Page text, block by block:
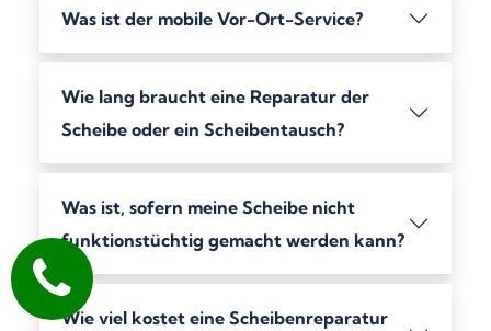
Was ist der mobile Vor-Ort-Service?
Wie lang braucht eine Reparatur der
Scheibe oder ein Scheibentausch?
Was ist, sofern meine Scheibe nicht
funktionstüchtig gemacht werden kann?
Wie viel kostet eine Scheibenreparatur